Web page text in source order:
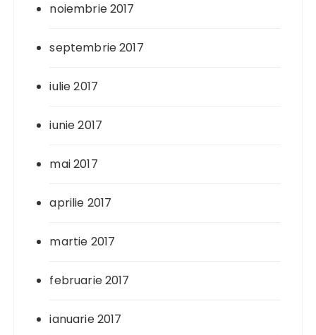
noiembrie 2017
septembrie 2017
iulie 2017
iunie 2017
mai 2017
aprilie 2017
martie 2017
februarie 2017
ianuarie 2017